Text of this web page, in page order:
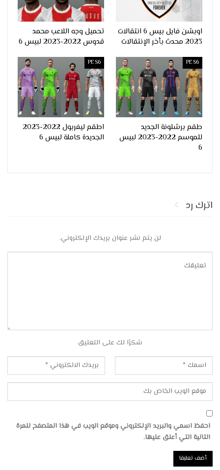
اوبشن فايل بيس 6 انتقالات
2023 محدث بأخر الإنتقالات
تحميل وجه اللاعب محمد
قدوس 2022-2023 لبيس 6
PES6
طقم برشلونة الجديد
للموسم 2022-2023 لبيس
6
PES6
اطقم ليفربول 2022-2023
الجديدة كاملة لبيس 6
اترك رد
لن يتم نشر عنوان بريدك الإلكتروني.
شكرًا لك على التعليق
احفظ اسمي والبريد الإلكتروني وموقع الويب في هذا المتصفح للمرة
التالية التي أعلق عليها.